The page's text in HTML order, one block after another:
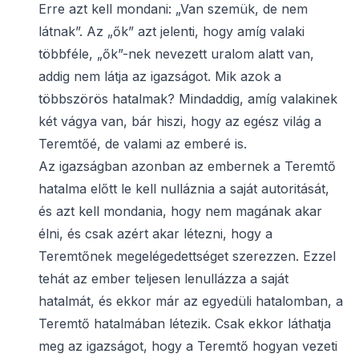
Erre azt kell mondani: „Van szemük, de nem
látnak”. Az „ők” azt jelenti, hogy amíg valaki
többféle, „ők”-nek nevezett uralom alatt van,
addig nem látja az igazságot. Mik azok a
többszörös hatalmak? Mindaddig, amíg valakinek
két vágya van, bár hiszi, hogy az egész világ a
Teremtőé, de valami az emberé is.
Az igazságban azonban az embernek a Teremtő
hatalma előtt le kell nulláznia a saját autoritását,
és azt kell mondania, hogy nem magának akar
élni, és csak azért akar létezni, hogy a
Teremtőnek megelégedettséget szerezzen. Ezzel
tehát az ember teljesen lenullázza a saját
hatalmát, és ekkor már az egyedüli hatalomban, a
Teremtő hatalmában létezik. Csak ekkor láthatja
meg az igazságot, hogy a Teremtő hogyan vezeti